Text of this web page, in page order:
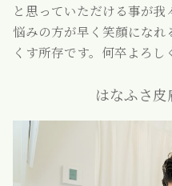
と思っていただける事が
悩みの方が早く笑顔にな
くす所存です。何卒よろし
はなふさ